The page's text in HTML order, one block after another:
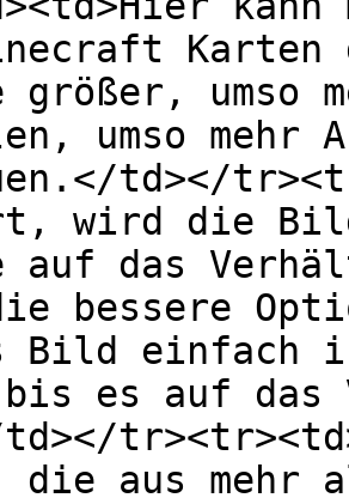
Karten
umso
umso mehr
td></
wird die
auf das
bessere
Bild einfach
bis es auf
die aus mehr